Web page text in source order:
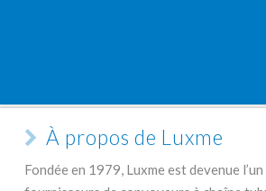
À propos de Luxme
Fondée en 1979, Luxme est devenue